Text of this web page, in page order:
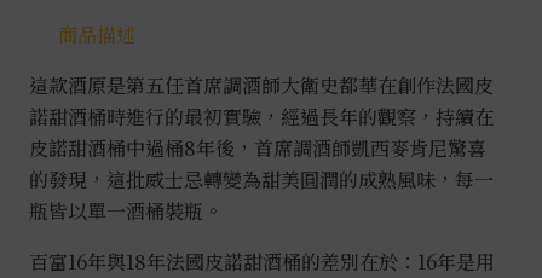
甜
酒
桶
0.7L
數
量
商品描述
這款酒原是第五任首席調酒師大衛史都華在創作法國皮
諾甜酒桶時進行的最初實驗，經過長年的觀察，持續在
皮諾甜酒桶中過桶8年後，首席調酒師凱西麥肯尼驚喜
的發現，這批威士忌轉變為甜美圓潤的成熟風味，每一
瓶皆以單一酒桶裝瓶。
百富16年與18年法國皮諾甜酒桶的差別在於：16年是用